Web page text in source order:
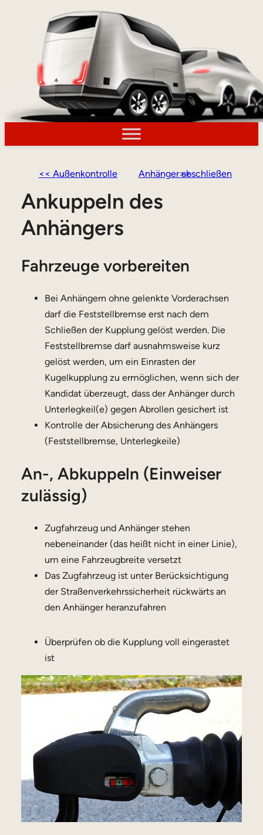
<< Außenkontrolle Anhänger abschließen >>
Ankuppeln des
Anhängers
Fahrzeuge vorbereiten
Bei Anhängern ohne gelenkte Vorderachsen
darf die Feststellbremse erst nach dem
Schließen der Kupplung gelöst werden. Die
Feststellbremse darf ausnahmsweise kurz
gelöst werden, um ein Einrasten der
Kugelkupplung zu ermöglichen, wenn sich der
Kandidat überzeugt, dass der Anhänger durch
Unterlegkeil(e) gegen Abrollen gesichert ist
Kontrolle der Absicherung des Anhängers
(Feststellbremse, Unterlegkeile)
An-, Abkuppeln (Einweiser
zulässig)
Zugfahrzeug und Anhänger stehen
nebeneinander (das heißt nicht in einer Linie),
um eine Fahrzeugbreite versetzt
Das Zugfahrzeug ist unter Berücksichtigung
der Straßenverkehrssicherheit rückwärts an
den Anhänger heranzufahren
Überprüfen ob die Kupplung voll eingerastet
ist